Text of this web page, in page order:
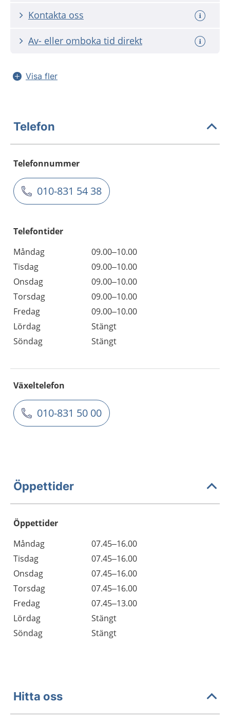
Kontakta oss
Av- eller omboka tid direkt
Visa fler
Telefon
Telefonnummer
010-831 54 38
Telefontider
Måndag
09.00–10.00
Tisdag
09.00–10.00
Onsdag
09.00–10.00
Torsdag
09.00–10.00
Fredag
09.00–10.00
Lördag
Stängt
Söndag
Stängt
Växeltelefon
010-831 50 00
Öppettider
Öppettider
Dag
Öppettider
Kommentarer
Måndag
07.45–16.00
Tisdag
07.45–16.00
Onsdag
07.45–16.00
Torsdag
07.45–16.00
Fredag
07.45–13.00
Lördag
Stängt
Söndag
Stängt
Hitta oss